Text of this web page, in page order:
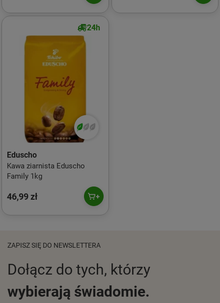
24h
Eduscho
Kawa ziarnista Eduscho
Family 1kg
46,99 zł
ZAPISZ SIĘ DO NEWSLETTERA
Dołącz do tych, którzy
wybierają świadomie.